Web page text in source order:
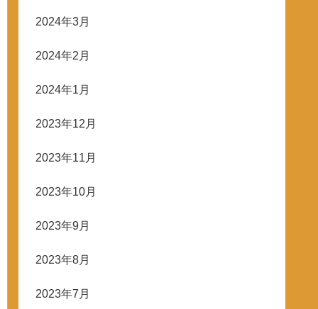
2024年3月
2024年2月
2024年1月
2023年12月
2023年11月
2023年10月
2023年9月
2023年8月
2023年7月